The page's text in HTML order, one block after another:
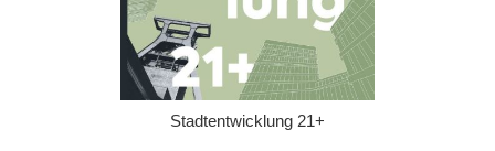
Stadtentwicklung 21+